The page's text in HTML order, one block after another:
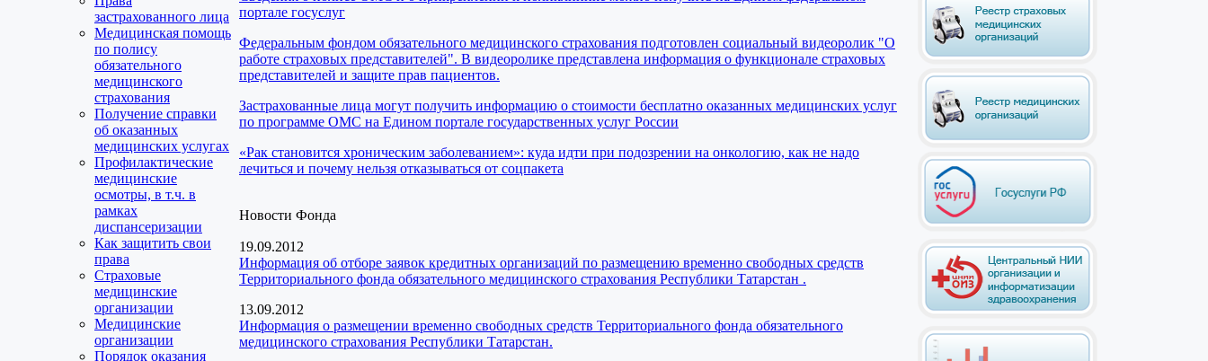
застрахованного лица
Медицинская помощь
по полису
обязательного
медицинского
страхования
Получение справки
об оказанных
медицинских услугах
Профилактические
медицинские
осмотры, в т.ч. в
рамках
диспансеризации
Как защитить свои
права
Страховые
медицинские
организации
Медицинские
организации
Порядок оказания
портале госуслуг
Федеральным фондом обязательного медицинского страхования подготовлен социальный видеоролик "О
работе страховых представителей". В видеоролике представлена информация о функционале страховых
представителей и защите прав пациентов.
Застрахованные лица могут получить информацию о стоимости бесплатно оказанных медицинских услуг
по программе ОМС на Едином портале государственных услуг России
«Рак становится хроническим заболеванием»: куда идти при подозрении на онкологию, как не надо
лечиться и почему нельзя отказываться от соцпакета
Новости Фонда
19.09.2012
Информация об отборе заявок кредитных организаций по размещению временно свободных средств
Территориального фонда обязательного медицинского страхования Республики Татарстан .
13.09.2012
Информация о размещении временно свободных средств Территориального фонда обязательного
медицинского страхования Республики Татарстан.